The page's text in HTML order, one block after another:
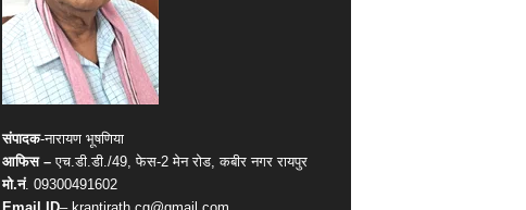
संपादक-नारायण भूषणिया
आफिस –एच.डी.डी./49, फेस-2 मेन रोड, कबीर नगर रायपुर
मो.नं. 09300491602